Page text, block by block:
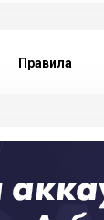
Правила